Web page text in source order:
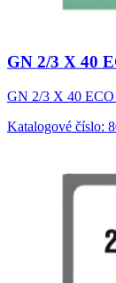
GN 2/3 X 40
GN 2/3 X 40
Katalogové číslo: